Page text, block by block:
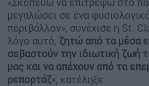
μεγαλώσει σε ένα
περιβάλλον», συνέχισε η St.
λόγο αυτό, ζητώ από τα μέσα
σεβαστούν την ιδιωτική ζωή
μας και να απέχουν από τα
ρεπορτάζ», κατέληξε.